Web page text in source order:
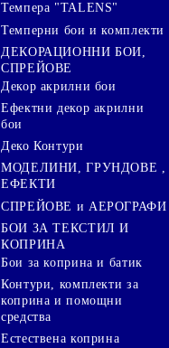
Темпера "TALENS"
Темперни бои и комплекти
ДЕКОРАЦИОННИ БОИ,
СПРЕЙОВЕ
Декор акрилни бои
Ефектни декор акрилни
бои
Деко Контури
МОДЕЛИНИ, ГРУНДОВЕ ,
ЕФЕКТИ
СПРЕЙОВЕ и АЕРОГРАФИ
БОИ ЗА ТЕКСТИЛ И
КОПРИНА
Бои за коприна и батик
Контури, комплекти за
коприна и помощни
средства
Естествена коприна